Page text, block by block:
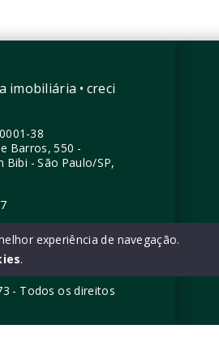
imobiliária • creci
38
Barros, 550 -
- São Paulo/SP,
- Todos os direitos
experiência de navegação.
.